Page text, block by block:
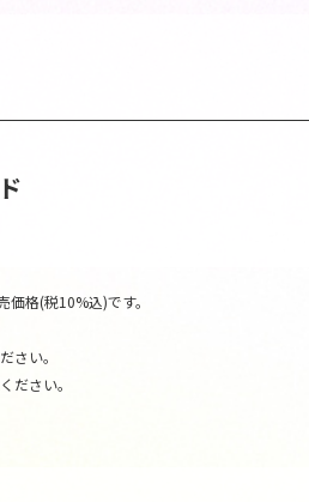
格(税10%込)です。
さい。
ださい。